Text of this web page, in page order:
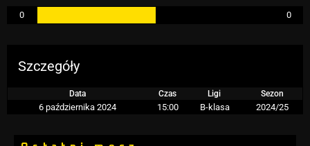
0 0
Szczegóły
Data Czas Ligi Sezon
6 października 2024 15:00 B-klasa 2024/25